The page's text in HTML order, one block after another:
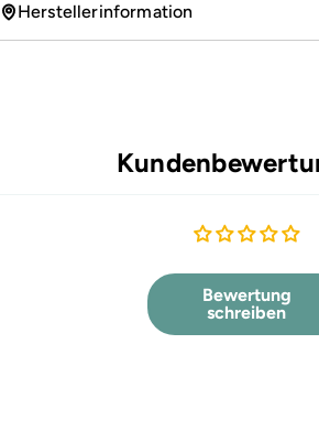
Herstellerinformation
Bewertung
schreiben